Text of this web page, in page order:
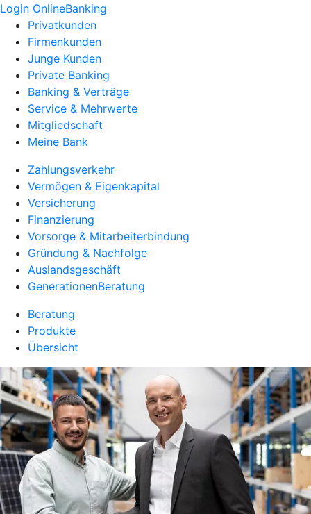
Login OnlineBanking
Privatkunden
Firmenkunden
Junge Kunden
Private Banking
Banking & Verträge
Service & Mehrwerte
Mitgliedschaft
Meine Bank
Zahlungsverkehr
Vermögen & Eigenkapital
Versicherung
Finanzierung
Vorsorge & Mitarbeiterbindung
Gründung & Nachfolge
Auslandsgeschäft
GenerationenBeratung
Beratung
Produkte
Übersicht